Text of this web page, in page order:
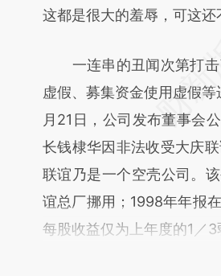
这都是很大的羞辱，可这
一连串的丑闻次第打击
虚假、募集资金使用虚假
月21日，公司发布董事会
长钱棣华因非法收受大庆
联谊乃是一个空壳公司。
谊总厂挪用；1998年年报
每股收益仅为上年度的1／3